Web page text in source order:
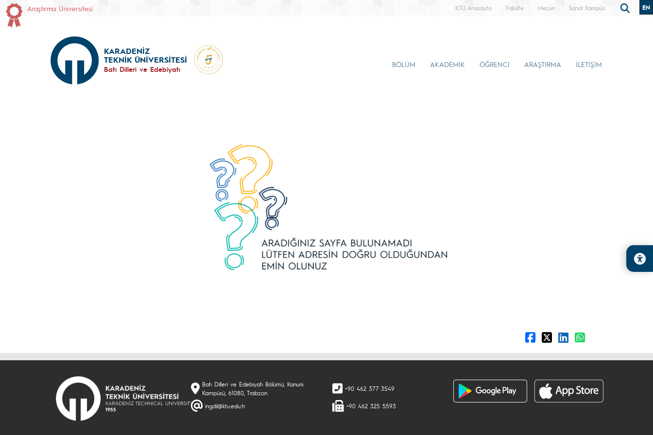
Araştırma Üniversitesi KTÜ Anasayfa Fakülte Mezun Sanal Kampüs EN
KARADENİZ
TEKNİK ÜNİVERSİTESİ
Batı Dilleri ve Edebiyatı
BÖLÜM AKADEMİK ÖĞRENCİ ARAŞTIRMA İLETİŞİM
Batı Dilleri ve Edebiyatı Bölümü, Kanuni
Kampüsü, 61080, Trabzon
ingdil@ktu.edu.tr
+90 462 377 3549
+90 462 325 5593